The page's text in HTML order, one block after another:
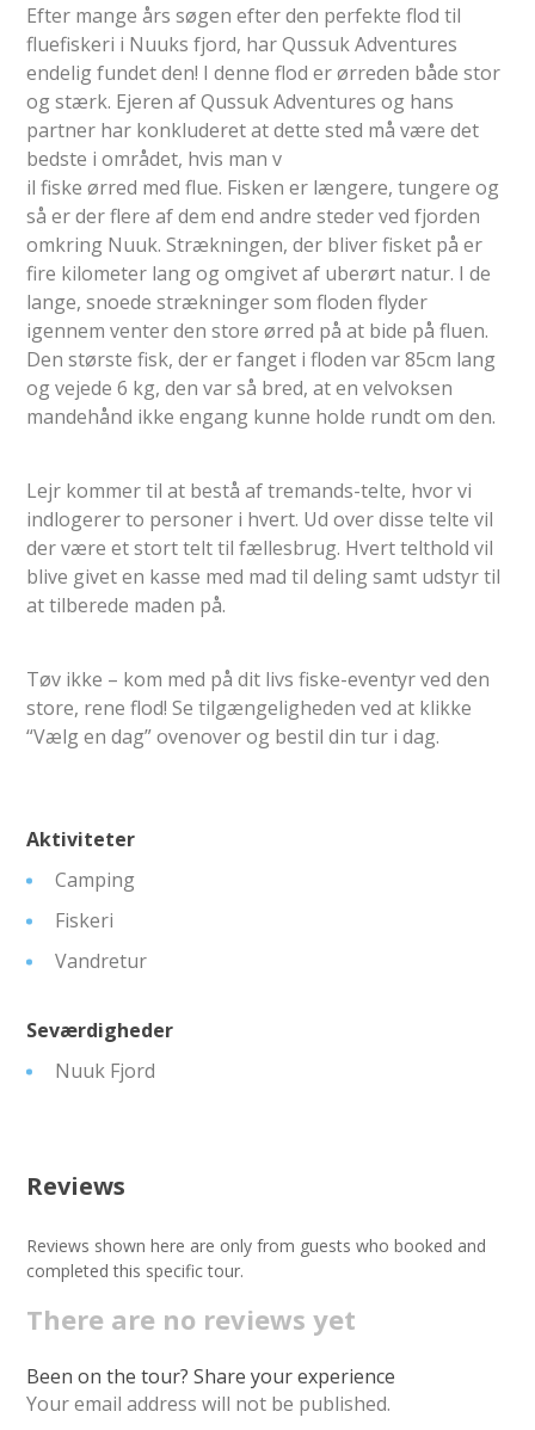
Efter mange års søgen efter den perfekte flod til
fluefiskeri i Nuuks fjord, har Qussuk Adventures
endelig fundet den! I denne flod er ørreden både stor
og stærk. Ejeren af Qussuk Adventures og hans
partner har konkluderet at dette sted må være det
bedste i området, hvis man v
il fiske ørred med flue. Fisken er længere, tungere og
så er der flere af dem end andre steder ved fjorden
omkring Nuuk. Strækningen, der bliver fisket på er
fire kilometer lang og omgivet af uberørt natur. I de
lange, snoede strækninger som floden flyder
igennem venter den store ørred på at bide på fluen.
Den største fisk, der er fanget i floden var 85cm lang
og vejede 6 kg, den var så bred, at en velvoksen
mandehånd ikke engang kunne holde rundt om den.
Lejr kommer til at bestå af tremands-telte, hvor vi
indlogerer to personer i hvert. Ud over disse telte vil
der være et stort telt til fællesbrug. Hvert telthold vil
blive givet en kasse med mad til deling samt udstyr til
at tilberede maden på.
Tøv ikke – kom med på dit livs fiske-eventyr ved den
store, rene flod! Se tilgængeligheden ved at klikke
“Vælg en dag” ovenover og bestil din tur i dag.
Aktiviteter
Camping
Fiskeri
Vandretur
Seværdigheder
Nuuk Fjord
Reviews
Reviews shown here are only from guests who booked and
completed this specific tour.
There are no reviews yet
Been on the tour? Share your experience
Your email address will not be published.